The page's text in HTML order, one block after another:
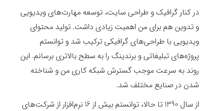
در کنار گرافیک و طراحی سایت، توسعه مهارت‌های ویدیویی
و تدوین هم برای من اهمیت زیادی داشت. تولید محتوای
ویدیویی با طراحی‌های گرافیکی ترکیب شد و توانستم
پروژه‌های تبلیغاتی و برندینگ را به سطح بالاتری برسانم. این
روند به سرعت موجب گسترش شبکه کاری من و شناخته
شدن در صنایع مختلف شد.
از سال 1390 تا حالا، توانستم بیش از 16 نرم‌افزار از شرکت‌های